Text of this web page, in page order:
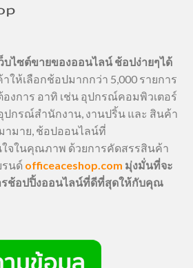
บไซต์ขายของออนไลน์ ช้อปง่ายๆได้
ให้เลือกช้อปมากกว่า 5,000 รายการ
งการ อาทิ เช่น อุปกรณ์คอมพิวเตอร์
ปกรณ์สำนักงาน, งานปริ้น และ สินค้า
ามาย, ช้อปออนไลน์ที่
จในคุณภาพ ด้วยการคัดสรรสินค้า
นด์ officeaceshop.com มุ่งมั่นที่จะ
ช้อปปิ้งออนไลน์ที่ดีที่สุดให้กับคุณ